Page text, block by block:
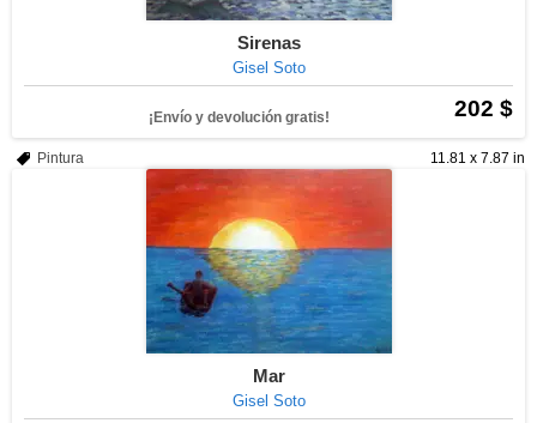
Sirenas
Gisel Soto
202 $
¡Envío y devolución gratis!
11.81 x 7.87 in
Pintura
Mar
Gisel Soto